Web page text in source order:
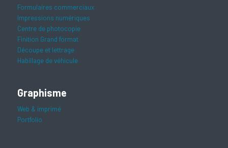
Formulaires commerciaux
Impressions numériques
Centre de photocopie
Finition Grand format
Découpe et lettrage
Habillage de véhicule
Graphisme
Web & imprimé
Portfolio